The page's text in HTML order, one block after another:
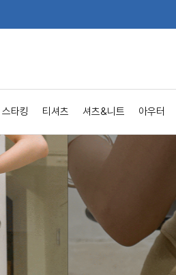
스타킹 티셔츠 셔츠&니트 아우터